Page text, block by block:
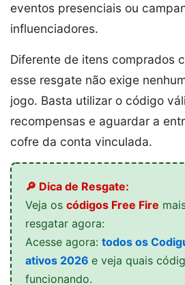
eventos presenciais ou
influenciadores.
Diferente de itens comprados
esse resgate não exige
jogo. Basta utilizar o código
recompensas e aguardar a
cofre da conta vinculada.
🔎 Dica de Resgate:
Veja os códigos Free Fire
resgatar agora:
Acesse agora: todos os
ativos 2026 e veja quais
funcionando.